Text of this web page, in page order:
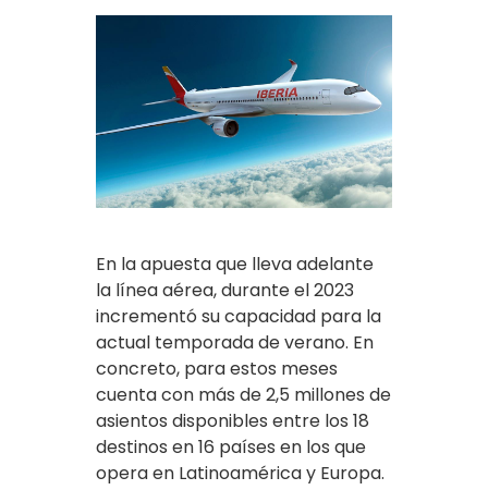
En la apuesta que lleva adelante
la línea aérea, durante el 2023
incrementó su capacidad para la
actual temporada de verano. En
concreto, para estos meses
cuenta con más de 2,5 millones de
asientos disponibles entre los 18
destinos en 16 países en los que
opera en Latinoamérica y Europa.